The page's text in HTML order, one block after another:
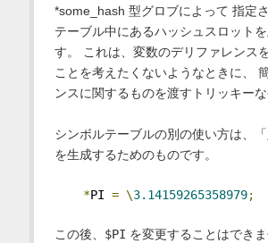
*some_hash 型グロブによって 指定
テーブル中にあるハッシュスロット
す。 これは、変数のデリファレンス
ことを考えたくないようなときに、
ンスに関するものを渡すトリッキーな
シンボルテーブルの別の使い方は、
を生成するためのものです。
*PI = \3.14159265358979;
この後、 $PI を変更することはでき